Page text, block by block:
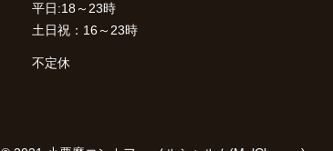
平日:18～23時
土日祝：16～23時
不定休